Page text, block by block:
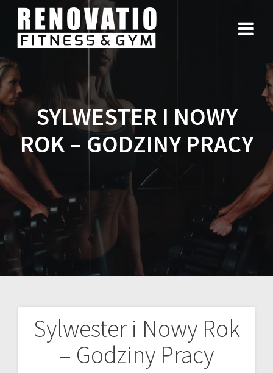
SYLWESTER I NOWY
ROK – GODZINY PRACY
Sylwester i Nowy Rok
– Godziny Pracy